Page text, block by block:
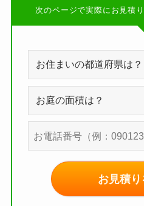
次のページで実際にお見積
お見積